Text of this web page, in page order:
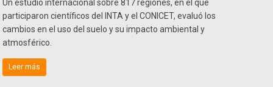
Un estudio internacional sobre 817 regiones, en el que
participaron científicos del INTA y el CONICET, evaluó los
cambios en el uso del suelo y su impacto ambiental y
atmosférico.
Leer más